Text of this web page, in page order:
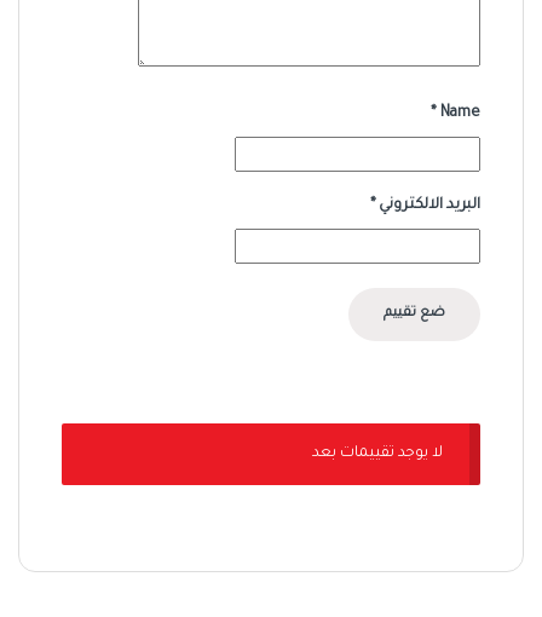
Name
*
البريد الالكتروني *
لا يوجد تقييمات بعد